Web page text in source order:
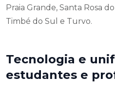
Praia Grande, Santa Rosa
Timbé do Sul e Turvo.
Tecnologia e
estudantes e